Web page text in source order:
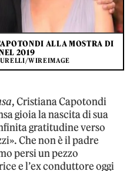
ALLA MOSTRA DI
2019
WIREIMAGE
, Cristiana Capotondi
gioia la nascita di sua
gratitudine verso
Che non è il padre
persi un pezzo
e l’ex conduttore oggi